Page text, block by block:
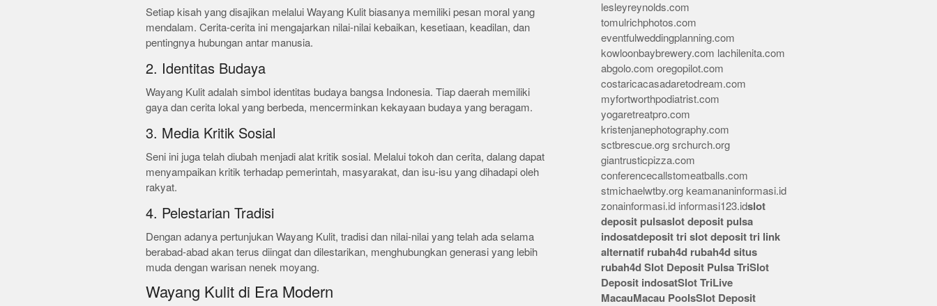
Setiap kisah yang disajikan melalui Wayang Kulit biasanya memiliki pesan moral yang
mendalam. Cerita-cerita ini mengajarkan nilai-nilai kebaikan, kesetiaan, keadilan, dan
pentingnya hubungan antar manusia.
2. Identitas Budaya
Wayang Kulit adalah simbol identitas budaya bangsa Indonesia. Tiap daerah memiliki
gaya dan cerita lokal yang berbeda, mencerminkan kekayaan budaya yang beragam.
3. Media Kritik Sosial
Seni ini juga telah diubah menjadi alat kritik sosial. Melalui tokoh dan cerita, dalang dapat
menyampaikan kritik terhadap pemerintah, masyarakat, dan isu-isu yang dihadapi oleh
rakyat.
4. Pelestarian Tradisi
Dengan adanya pertunjukan Wayang Kulit, tradisi dan nilai-nilai yang telah ada selama
berabad-abad akan terus diingat dan dilestarikan, menghubungkan generasi yang lebih
muda dengan warisan nenek moyang.
Wayang Kulit di Era Modern
lesleyreynolds.com
tomulrichphotos.com
eventfulweddingplanning.com
kowloonbaybrewery.com lachilenita.com
abgolo.com oregopilot.com
costaricacasadaretodream.com
myfortworthpodiatrist.com
yogaretreatpro.com
kristenjanephotography.com
sctbrescue.org srchurch.org
giantrusticpizza.com
conferencecallstomeatballs.com
stmichaelwtby.org keamananinformasi.id
zonainformasi.id informasi123.idslot
deposit pulsaslot deposit pulsa
indosatdeposit tri slot deposit tri link
alternatif rubah4d rubah4d situs
rubah4d Slot Deposit Pulsa TriSlot
Deposit indosatSlot TriLive
MacauMacau PoolsSlot Deposit